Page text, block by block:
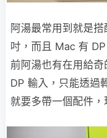
阿湯最常用到就是
吋，而且 Mac 有
前阿湯也有在用給
DP 輸入，只能透過
就要多帶一個配件，